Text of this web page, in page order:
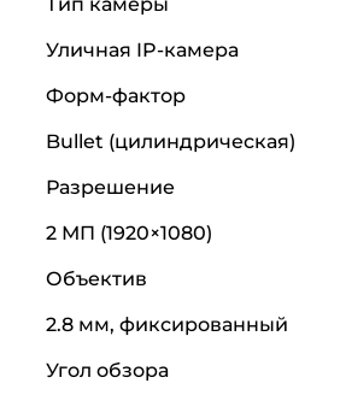
Уличная IP-камера
Форм-фактор
Bullet (цилиндрическая)
Разрешение
2 МП (1920×1080)
Объектив
2.8 мм, фиксированный
Угол обзора